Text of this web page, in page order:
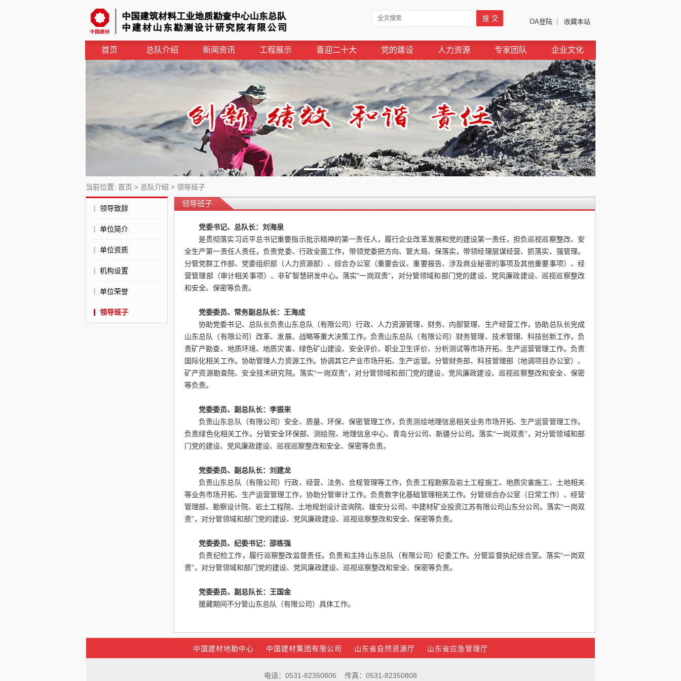
OA登陆 收藏本站
首页 总队介绍 新闻资讯 工程展示 喜迎二十大 党的建设 人力资源 专家团队 企业文化
当前位置: 首页 > 总队介绍 > 领导班子
领导致辞
单位简介
单位资质
机构设置
单位荣誉
领导班子
领导班子
党委书记、总队长：刘海泉
是贯彻落实习近平总书记重要指示批示精神的第一责任人，履行企业改革发展和党的建设第一责任，担负巡视巡察整改、安
全生产第一责任人责任，负责党委、行政全面工作，带领党委把方向、管大局、保落实，带领经理层谋经营、抓落实、强管理。
分管党群工作部、党委组织部（人力资源部）、综合办公室（重要会议、重要报告、涉及商业秘密的事项及其他重要事项）、经
营管理部（审计相关事项）、非矿智慧研发中心。落实“一岗双责”，对分管领域和部门党的建设、党风廉政建设、巡视巡察整改
和安全、保密等负责。
党委委员、常务副总队长： 王海成
协助党委书记、总队长负责山东总队（有限公司）行政、人力资源管理、财务、内部管理、生产经营工作，协助总队长完成
山东总队（有限公司）改革、发展、战略等重大决策工作。负责山东总队（有限公司）财务管理、技术管理、科技创新工作，负
责矿产勘查、地质环境、地质灾害、绿色矿山建设、安全评价、职业卫生评价、分析测试等市场开拓、生产运营管理工作。负责
国际化相关工作。协助管理人力资源工作。协调其它产业市场开拓、生产运营。分管财务部、科技管理部（地调项目办公室）、
矿产资源勘查院、安全技术研究院。落实“一岗双责”，对分管领域和部门党的建设、党风廉政建设、巡视巡察整改和安全、保密
等负责。
党委委员、副总队长： 李振来
负责山东总队（有限公司）安全、质量、环保、保密管理工作，负责测绘地理信息相关业务市场开拓、生产运营管理工作。
负责绿色化相关工作。分管安全环保部、测绘院、地理信息中心、青岛分公司、新疆分公司。落实“一岗双责”，对分管领域和部
门党的建设、党风廉政建设、巡视巡察整改和安全、保密等负责。
党委委员、副总队长： 刘建龙
负责山东总队（有限公司）行政、经营、法务、合规管理等工作，负责工程勘察及岩土工程施工、地质灾害施工、土地相关
等业务市场开拓、生产运营管理工作，协助分管审计工作。负责数字化基础管理相关工作。分管综合办公室（日常工作）、经营
管理部、勘察设计院、岩土工程院、土地规划设计咨询院、雄安分公司、中建材矿业投资江苏有限公司山东分公司。落实“一岗双
责”，对分管领域和部门党的建设、党风廉政建设、巡视巡察整改和安全、保密等负责。
党委委员、纪委书记： 邵练强
负责纪检工作，履行巡察整改监督责任。负责和主持山东总队（有限公司）纪委工作。分管监督执纪综合室。落实“一岗双
责”，对分管领域和部门党的建设、党风廉政建设、巡视巡察整改和安全、保密等负责。
党委委员、副总队长： 王国金
援藏期间不分管山东总队
（有限公司） 具体工作。
中国建材地勘中心 中国建材集团有限公司 山东省自然资源厅 山东省应急管理厅
电话：0531-82350806 传真：0531-82350808